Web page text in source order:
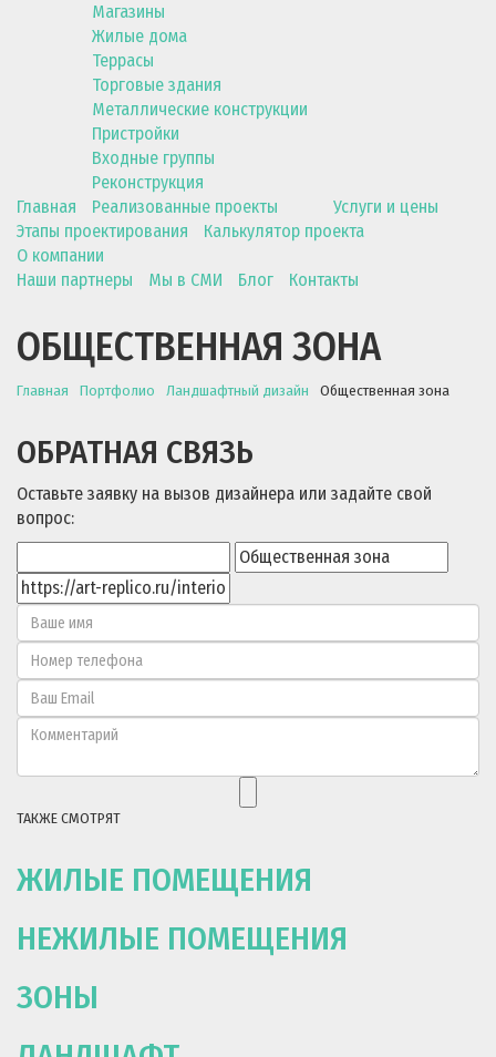
Главная
Магазины
Жилые дома
Террасы
Торговые здания
Металлические конструкции
Пристройки
Входные группы
Реконструкция
Реализованные проекты
Услуги и цены
Этапы проектирования
Калькулятор проекта
О компании
Наши партнеры
Мы в СМИ Блог Контакты
ОБЩЕСТВЕННАЯ ЗОНА
Главная Портфолио Ландшафтный дизайн Общественная зона
ОБРАТНАЯ СВЯЗЬ
Оставьте заявку на вызов дизайнера или задайте свой
вопрос:
ТАКЖЕ СМОТРЯТ
ЖИЛЫЕ ПОМЕЩЕНИЯ
НЕЖИЛЫЕ ПОМЕЩЕНИЯ
ЗОНЫ